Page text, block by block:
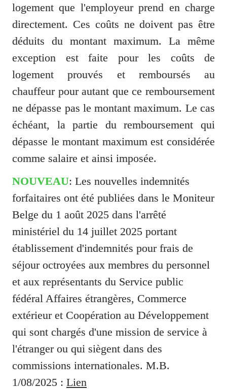
logement que l'employeur prend en charge
directement. Ces coûts ne doivent pas être
déduits du montant maximum. La même
exception est faite pour les coûts de
logement prouvés et remboursés au
chauffeur pour autant que ce remboursement
ne dépasse pas le montant maximum. Le cas
échéant, la partie du remboursement qui
dépasse le montant maximum est considérée
comme salaire et ainsi imposée.
NOUVEAU: Les nouvelles indemnités
forfaitaires ont été publiées dans le Moniteur
Belge du 1 août 2025 dans l'arrêté
ministériel du 14 juillet 2025 portant
établissement d'indemnités pour frais de
séjour octroyées aux membres du personnel
et aux représentants du Service public
fédéral Affaires étrangères, Commerce
extérieur et Coopération au Développement
qui sont chargés d'une mission de service à
l'étranger ou qui siègent dans des
commissions internationales. M.B.
1/08/2025 : Lien